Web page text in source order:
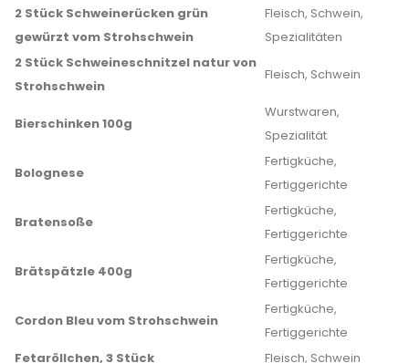
2 Stück Schweinerücken grün
gewürzt vom Strohschwein
Fleisch, Schwein,
Spezialitäten
2 Stück Schweineschnitzel natur von
Strohschwein
Fleisch, Schwein
Bierschinken 100g
Wurstwaren,
Spezialität
Bolognese
Fertigküche,
Fertiggerichte
Bratensoße
Fertigküche,
Fertiggerichte
Brätspätzle 400g
Fertigküche,
Fertiggerichte
Cordon Bleu vom Strohschwein
Fertigküche,
Fertiggerichte
Fetaröllchen, 3 Stück
Fleisch, Schwein